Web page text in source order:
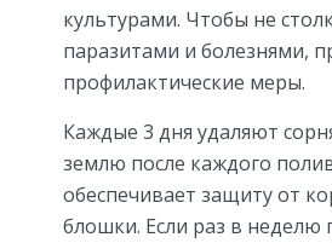
культурами. Чтобы не
паразитами и болезнями,
профилактические меры.
Каждые 3 дня удаляют
землю после каждого
обеспечивает защиту от
блошки. Если раз в неделю